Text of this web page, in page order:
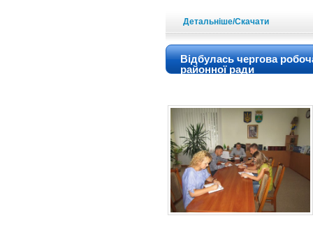
Детальніше/Скачати
Відбулась чергова
районної ради